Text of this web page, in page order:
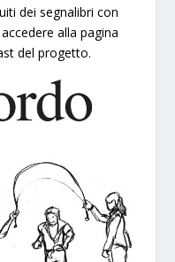
dei segnalibri con
alla pagina
del progetto.